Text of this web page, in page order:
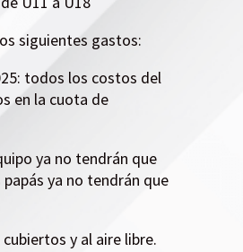
siguientes gastos:
todos los costos del
en la cuota de
ya no tendrán que
ya no tendrán que
y al aire libre.